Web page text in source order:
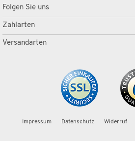
Folgen Sie uns
Zahlarten
Versandarten
Impressum Datenschutz Widerruf